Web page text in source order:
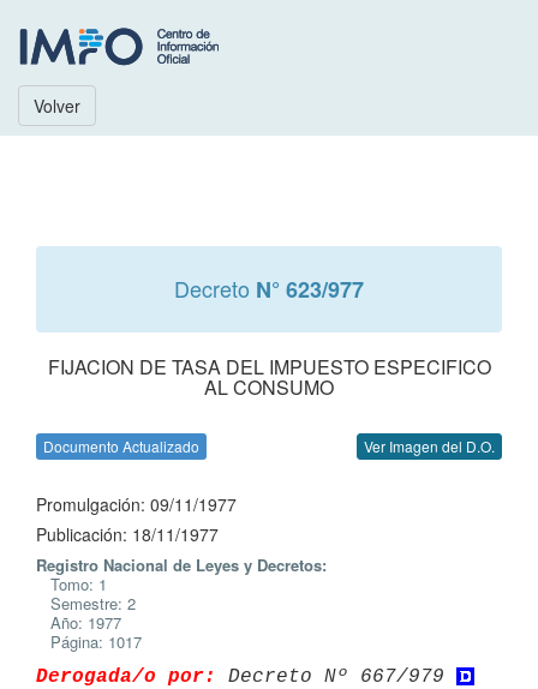
Volver
Decreto N° 623/977
FIJACION DE TASA DEL IMPUESTO ESPECIFICO
AL CONSUMO
Documento Actualizado Ver Imagen del D.O.
Promulgación: 09/11/1977
Publicación: 18/11/1977
Registro Nacional de Leyes y Decretos:
Tomo: 1
Semestre: 2
Año: 1977
Página: 1017
Derogada/o por:
Decreto Nº 667/979